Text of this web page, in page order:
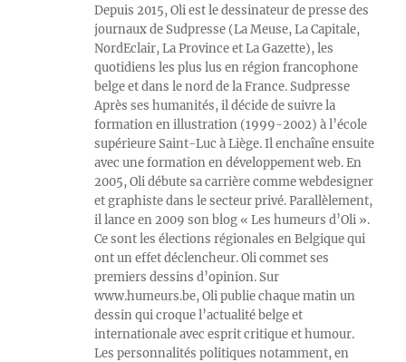
Depuis 2015, Oli est le dessinateur de presse des
journaux de Sudpresse (La Meuse, La Capitale,
NordEclair, La Province et La Gazette), les
quotidiens les plus lus en région francophone
belge et dans le nord de la France. Sudpresse
Après ses humanités, il décide de suivre la
formation en illustration (1999-2002) à l’école
supérieure Saint-Luc à Liège. Il enchaîne ensuite
avec une formation en développement web. En
2005, Oli débute sa carrière comme webdesigner
et graphiste dans le secteur privé. Parallèlement,
il lance en 2009 son blog « Les humeurs d’Oli ».
Ce sont les élections régionales en Belgique qui
ont un effet déclencheur. Oli commet ses
premiers dessins d’opinion. Sur
www.humeurs.be, Oli publie chaque matin un
dessin qui croque l’actualité belge et
internationale avec esprit critique et humour.
Les personnalités politiques notamment, en